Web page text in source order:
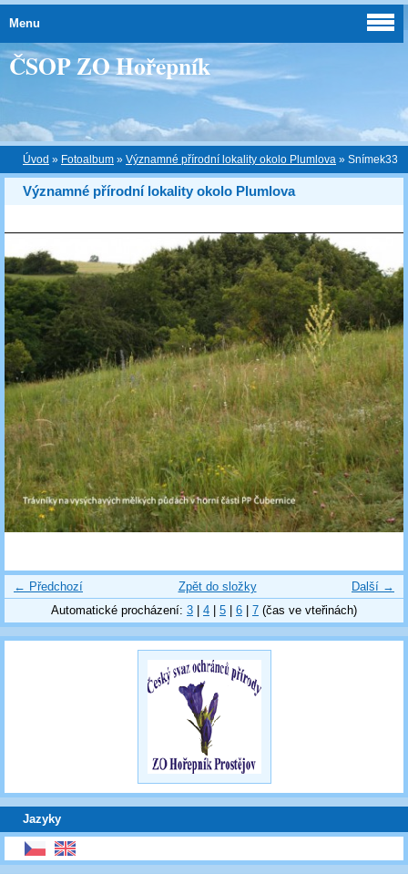
ČSOP ZO Hořepník
Úvod » Fotoalbum » Významné přírodní lokality okolo Plumlova » Snímek33
Významné přírodní lokality okolo Plumlova
← Předchozí Další →
Zpět do složky
Automatické procházení: 3 4 5 6 7 (čas ve vteřinách)
Jazyky
Menu